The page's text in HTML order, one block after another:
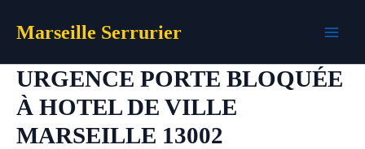
Marseille Serrurier
URGENCE PORTE BLOQUÉE
À HOTEL DE VILLE
MARSEILLE 13002